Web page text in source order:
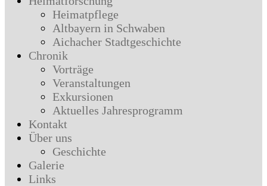
Heimatpflege
Altbayern in Schwaben
Aichacher Stadtgeschichte
Chronik
Vorträge
Veranstaltungen
Exkursionen
Aktuelles Jahresprogramm
Kontakt
Über uns
Geschichte
Galerie
Links